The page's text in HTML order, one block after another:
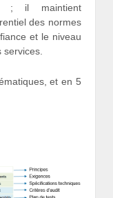
; il maintient
des normes
et le niveau
et en 5